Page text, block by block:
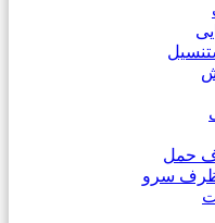
حمل
ظرف سرو